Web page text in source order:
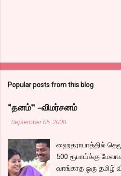
Popular posts from this blog
"தனம்” -விமர்சனம்
-September 05, 2008
ஹைதராபாத்தில்
500 ரூபாய்க்கு
வாங்காத ஓரு தமிழ்